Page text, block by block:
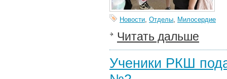
Новости, Отделы, Милосердие
Читать дальше
Ученики РКШ